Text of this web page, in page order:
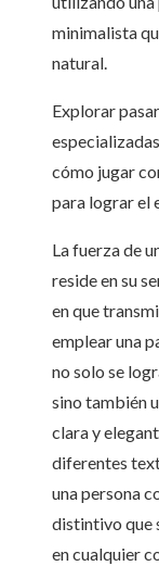
minimalista
natural.
Explorar
cómo jugar
para lograr el
La fuerza de
reside en su
en que
emplear una
no solo se
sino también
clara y
diferentes
una persona
distintivo que
en cualquier